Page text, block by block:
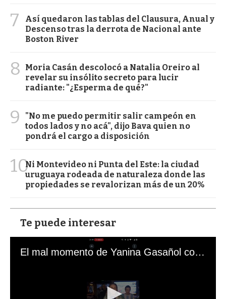
7
Así quedaron las tablas del Clausura, Anual y
Descenso tras la derrota de Nacional ante
Boston River
8
Moria Casán descolocó a Natalia Oreiro al
revelar su insólito secreto para lucir
radiante: "¿Esperma de qué?"
9
"No me puedo permitir salir campeón en
todos lados y no acá", dijo Bava quien no
pondrá el cargo a disposición
10Ni Montevideo ni Punta del Este: la ciudad
uruguaya rodeada de naturaleza donde las
propiedades se revalorizan más de un 20%
Te puede interesar
El mal momento de Yanina Gasañol con un hincha argentino en "Subrayado"